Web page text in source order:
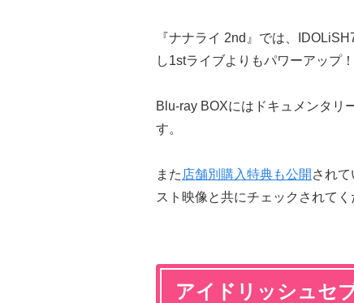
『ナナライ 2nd』では、
し1stライブよりもパワーアップ！
Blu-ray BOXにはドキュメンタリ
す。
また 店舗別購入特典も公開 され
スト映像と共にチェックされてく
アイドリッシュセ